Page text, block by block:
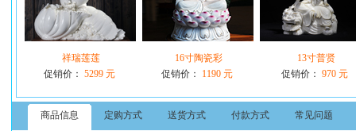
祥瑞莲莲
促销价： 5299 元
16寸陶瓷彩
促销价：
1190 元
13寸普贤
促销价： 970 元
商品信息 定购方式 送货方式 付款方式 常见问题